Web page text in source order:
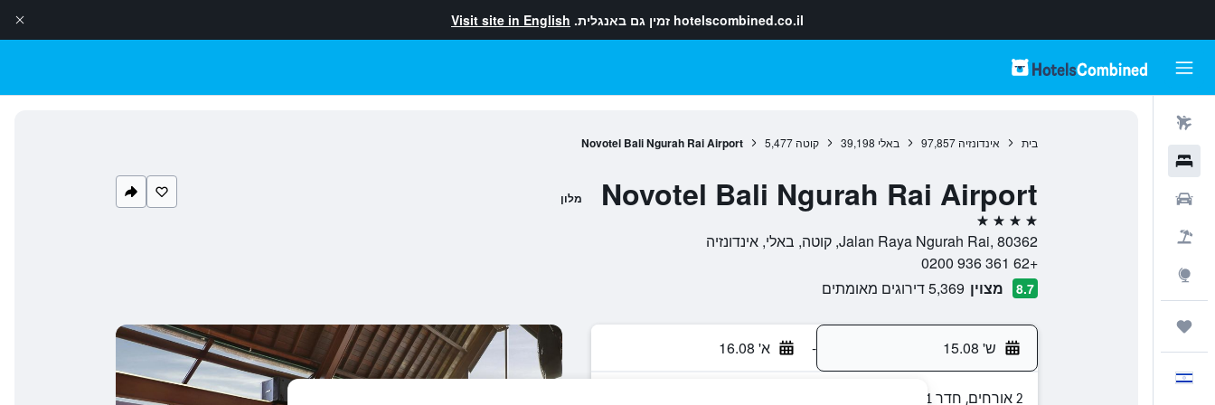
hotelscombined.co.il זמין גם באנגלית. Visit site in English
בית אינדונזיה 97,857 באלי 39,198 קוטה 5,477
Novotel Bali Ngurah Rai Airport
Novotel Bali Ngurah Rai Airport מלון
4 כוכבים
Jalan Raya Ngurah Rai, 80362, קוטה, באלי, אינדונזיה
+62 361 936 0200
8.7 מצוין 5,369 דירוגים מאומתים
ש' 15.08 - א' 16.08
2 אורחים, חדר 1